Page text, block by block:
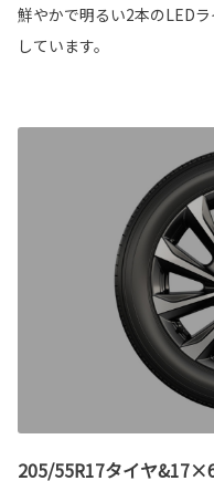
鮮やかで明るい2本のLED
しています。
205/55R17タイヤ